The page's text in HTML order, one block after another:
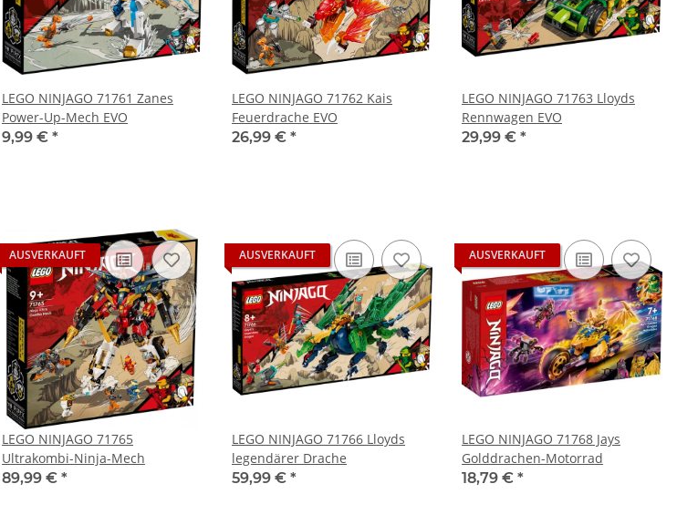
LEGO NINJAGO 71761 Zanes
Power-Up-Mech EVO
9,99 € *
LEGO NINJAGO 71762 Kais
Feuerdrache EVO
26,99 € *
LEGO NINJAGO 71763 Lloyds
Rennwagen EVO
29,99 € *
AUSVERKAUFT
LEGO NINJAGO 71765
Ultrakombi-Ninja-Mech
89,99 € *
AUSVERKAUFT
LEGO NINJAGO 71766 Lloyds
legendärer Drache
59,99 € *
AUSVERKAUFT
LEGO NINJAGO 71768 Jays
Golddrachen-Motorrad
18,79 € *